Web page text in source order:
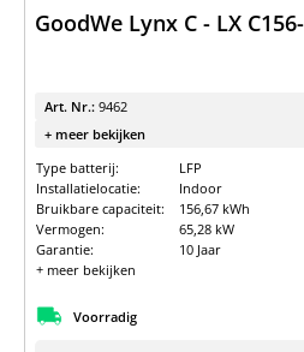
GoodWe Lynx C - LX
Art. Nr.: 9462
+ meer bekijken
Type batterij:
LFP
Installatielocatie:
Indoor
Bruikbare capaciteit:
156,67 kWh
Vermogen:
65,28 kW
Garantie:
10 Jaar
+ meer bekijken
Voorradig